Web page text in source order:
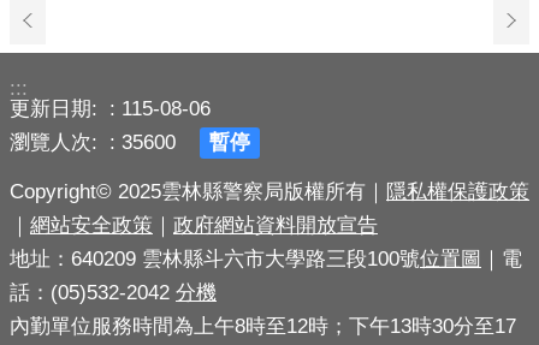
暫停
:::
更新日期:
115-08-06
瀏覽人次:
35600
Copyright© 2025雲林縣警察局版權所有｜
隱私權保護政策
網站安全政策
政府網站資料開放宣告
地址：640209 雲林縣斗六市大學路三段100號位置圖
｜電
話：(05)532-2042 分機
內勤單位服務時間為上午8時至12時；下午13時30分至17